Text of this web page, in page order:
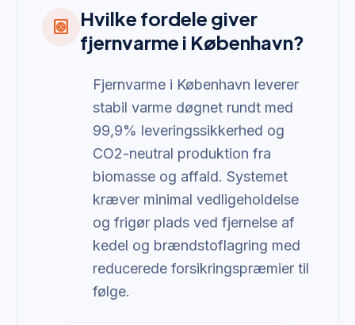
heat_pump
Hvilke fordele giver
fjernvarme i København?
Fjernvarme i København leverer
stabil varme døgnet rundt med
99,9% leveringssikkerhed og
CO2-neutral produktion fra
biomasse og affald. Systemet
kræver minimal vedligeholdelse
og frigør plads ved fjernelse af
kedel og brændstoflagring med
reducerede forsikringspræmier til
følge.